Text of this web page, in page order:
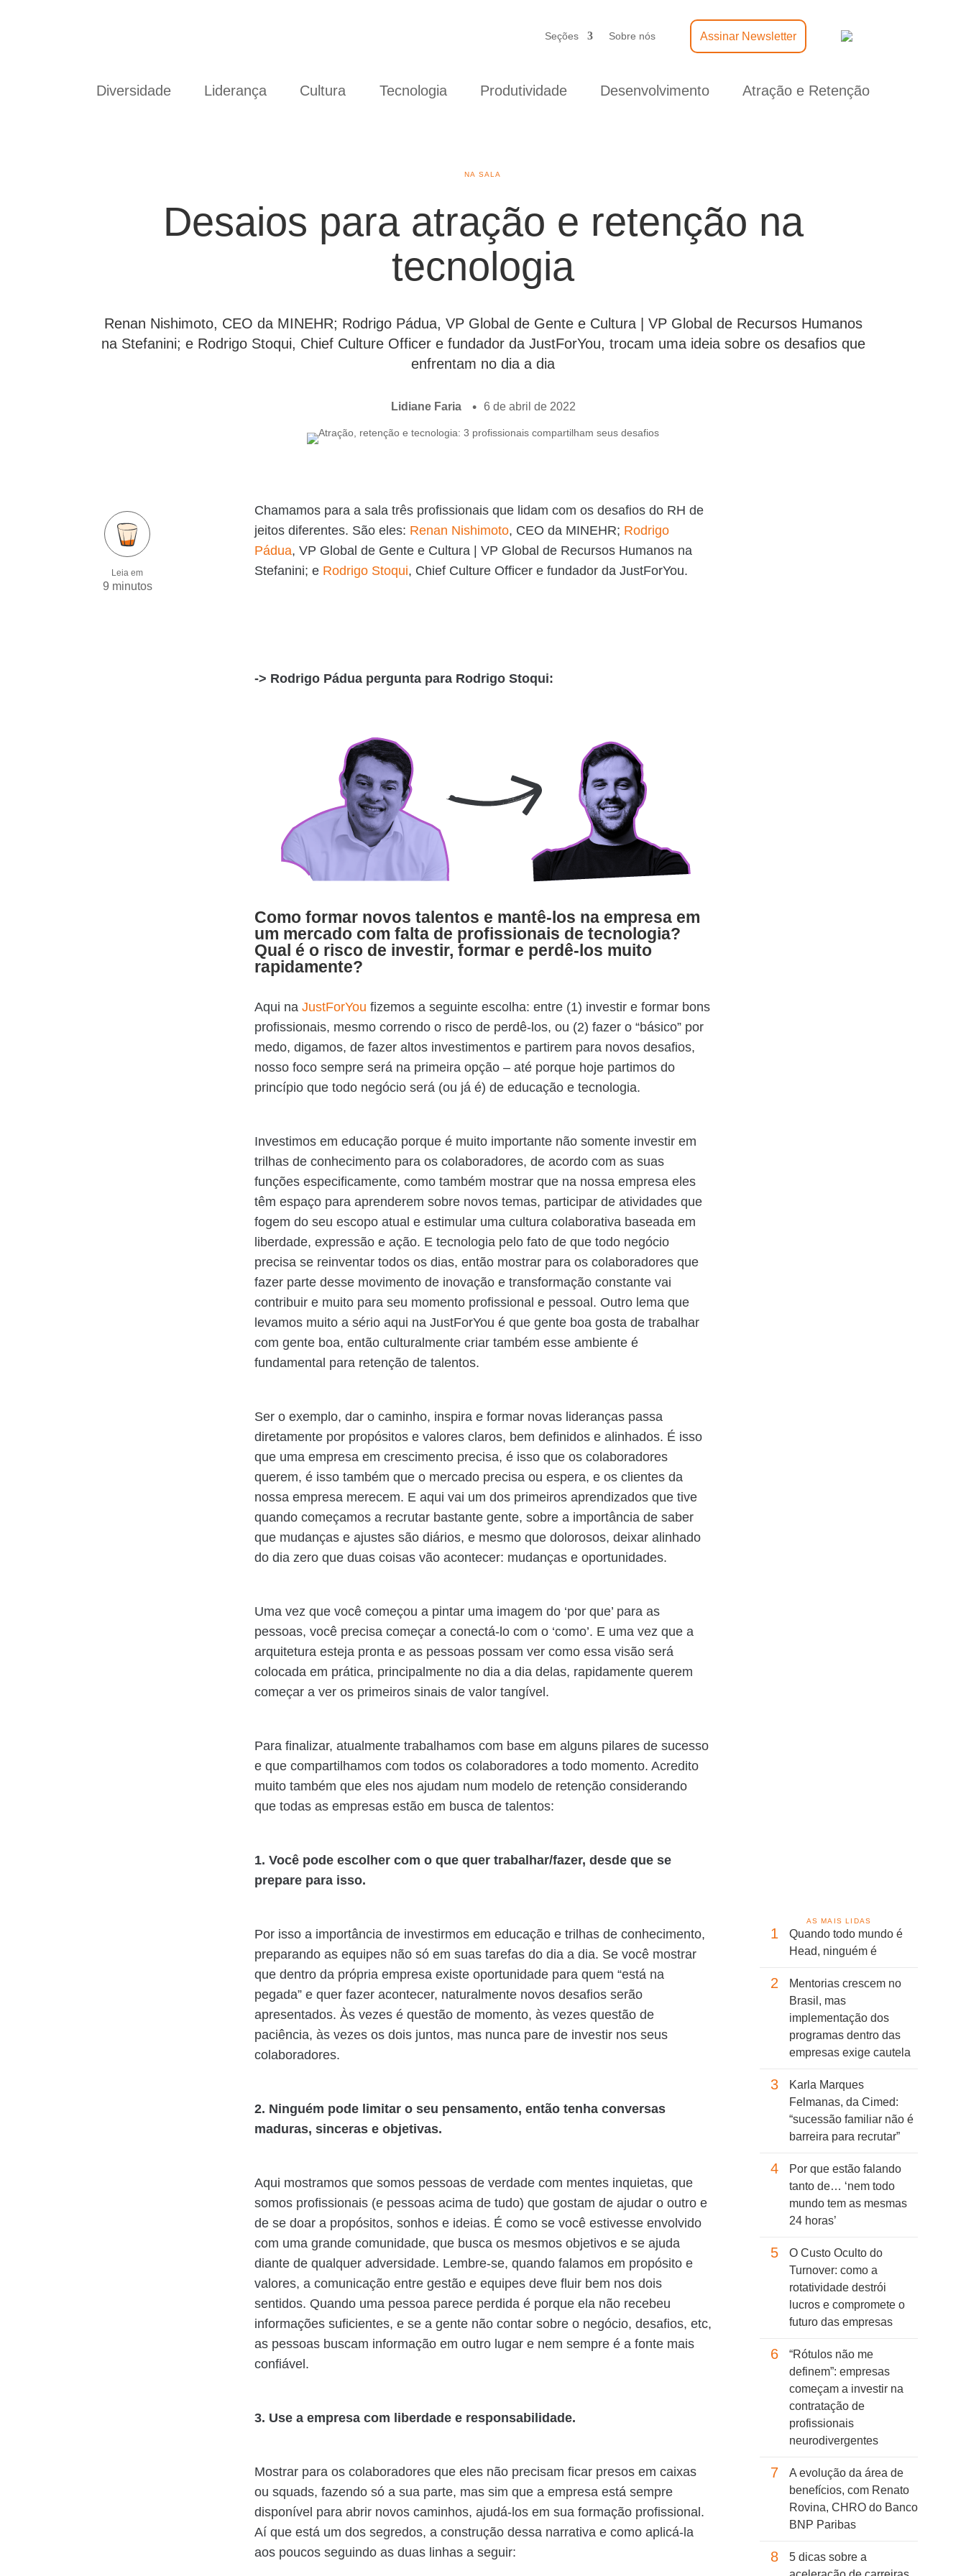
Seções Sobre nós Assinar Newsletter
Diversidade Liderança Cultura Tecnologia Produtividade Desenvolvimento Atração e Retenção
NA SALA
Desaios para atração e retenção na
tecnologia
Renan Nishimoto, CEO da MINEHR; Rodrigo Pádua, VP Global de Gente e Cultura | VP Global de Recursos Humanos
na Stefanini; e Rodrigo Stoqui, Chief Culture Officer e fundador da JustForYou, trocam uma ideia sobre os desafios que
enfrentam no dia a dia
Lidiane Faria 6 de abril de 2022
Leia em
9 minutos
Chamamos para a sala três profissionais que lidam com os desafios do RH de
jeitos diferentes. São eles: Renan Nishimoto, CEO da MINEHR; Rodrigo
Pádua, VP Global de Gente e Cultura | VP Global de Recursos Humanos na
Stefanini; e Rodrigo Stoqui, Chief Culture Officer e fundador da JustForYou.
-> Rodrigo Pádua pergunta para Rodrigo Stoqui:
Como formar novos talentos e mantê-los na empresa em
um mercado com falta de profissionais de tecnologia?
Qual é o risco de investir, formar e perdê-los muito
rapidamente?
Aqui na JustForYou fizemos a seguinte escolha: entre (1) investir e formar bons
profissionais, mesmo correndo o risco de perdê-los, ou (2) fazer o “básico” por
medo, digamos, de fazer altos investimentos e partirem para novos desafios,
nosso foco sempre será na primeira opção – até porque hoje partimos do
princípio que todo negócio será (ou já é) de educação e tecnologia.
Investimos em educação porque é muito importante não somente investir em
trilhas de conhecimento para os colaboradores, de acordo com as suas
funções especificamente, como também mostrar que na nossa empresa eles
têm espaço para aprenderem sobre novos temas, participar de atividades que
fogem do seu escopo atual e estimular uma cultura colaborativa baseada em
liberdade, expressão e ação. E tecnologia pelo fato de que todo negócio
precisa se reinventar todos os dias, então mostrar para os colaboradores que
fazer parte desse movimento de inovação e transformação constante vai
contribuir e muito para seu momento profissional e pessoal. Outro lema que
levamos muito a sério aqui na JustForYou é que gente boa gosta de trabalhar
com gente boa, então culturalmente criar também esse ambiente é
fundamental para retenção de talentos.
Ser o exemplo, dar o caminho, inspira e formar novas lideranças passa
diretamente por propósitos e valores claros, bem definidos e alinhados. É isso
que uma empresa em crescimento precisa, é isso que os colaboradores
querem, é isso também que o mercado precisa ou espera, e os clientes da
nossa empresa merecem. E aqui vai um dos primeiros aprendizados que tive
quando começamos a recrutar bastante gente, sobre a importância de saber
que mudanças e ajustes são diários, e mesmo que dolorosos, deixar alinhado
do dia zero que duas coisas vão acontecer: mudanças e oportunidades.
Uma vez que você começou a pintar uma imagem do ‘por que’ para as
pessoas, você precisa começar a conectá-lo com o ‘como’. E uma vez que a
arquitetura esteja pronta e as pessoas possam ver como essa visão será
colocada em prática, principalmente no dia a dia delas, rapidamente querem
começar a ver os primeiros sinais de valor tangível.
Para finalizar, atualmente trabalhamos com base em alguns pilares de sucesso
e que compartilhamos com todos os colaboradores a todo momento. Acredito
muito também que eles nos ajudam num modelo de retenção considerando
que todas as empresas estão em busca de talentos:
1. Você pode escolher com o que quer trabalhar/fazer, desde que se
prepare para isso.
Por isso a importância de investirmos em educação e trilhas de conhecimento,
preparando as equipes não só em suas tarefas do dia a dia. Se você mostrar
que dentro da própria empresa existe oportunidade para quem “está na
pegada” e quer fazer acontecer, naturalmente novos desafios serão
apresentados. Às vezes é questão de momento, às vezes questão de
paciência, às vezes os dois juntos, mas nunca pare de investir nos seus
colaboradores.
2. Ninguém pode limitar o seu pensamento, então tenha conversas
maduras, sinceras e objetivas.
Aqui mostramos que somos pessoas de verdade com mentes inquietas, que
somos profissionais (e pessoas acima de tudo) que gostam de ajudar o outro e
de se doar a propósitos, sonhos e ideias. É como se você estivesse envolvido
com uma grande comunidade, que busca os mesmos objetivos e se ajuda
diante de qualquer adversidade. Lembre-se, quando falamos em propósito e
valores, a comunicação entre gestão e equipes deve fluir bem nos dois
sentidos. Quando uma pessoa parece perdida é porque ela não recebeu
informações suficientes, e se a gente não contar sobre o negócio, desafios, etc,
as pessoas buscam informação em outro lugar e nem sempre é a fonte mais
confiável.
3. Use a empresa com liberdade e responsabilidade.
Mostrar para os colaboradores que eles não precisam ficar presos em caixas
ou squads, fazendo só a sua parte, mas sim que a empresa está sempre
disponível para abrir novos caminhos, ajudá-los em sua formação profissional.
Aí que está um dos segredos, a construção dessa narrativa e como aplicá-la
aos poucos seguindo as duas linhas a seguir:
AS MAIS LIDAS
1
Quando todo mundo é
Head, ninguém é
2
Mentorias crescem no
Brasil, mas
implementação dos
programas dentro das
empresas exige cautela
3
Karla Marques
Felmanas, da Cimed:
“sucessão familiar não é
barreira para recrutar”
4
Por que estão falando
tanto de… ‘nem todo
mundo tem as mesmas
24 horas’
5
O Custo Oculto do
Turnover: como a
rotatividade destrói
lucros e compromete o
futuro das empresas
6
“Rótulos não me
definem”: empresas
começam a investir na
contratação de
profissionais
neurodivergentes
7
A evolução da área de
benefícios, com Renato
Rovina, CHRO do Banco
BNP Paribas
8
5 dicas sobre a